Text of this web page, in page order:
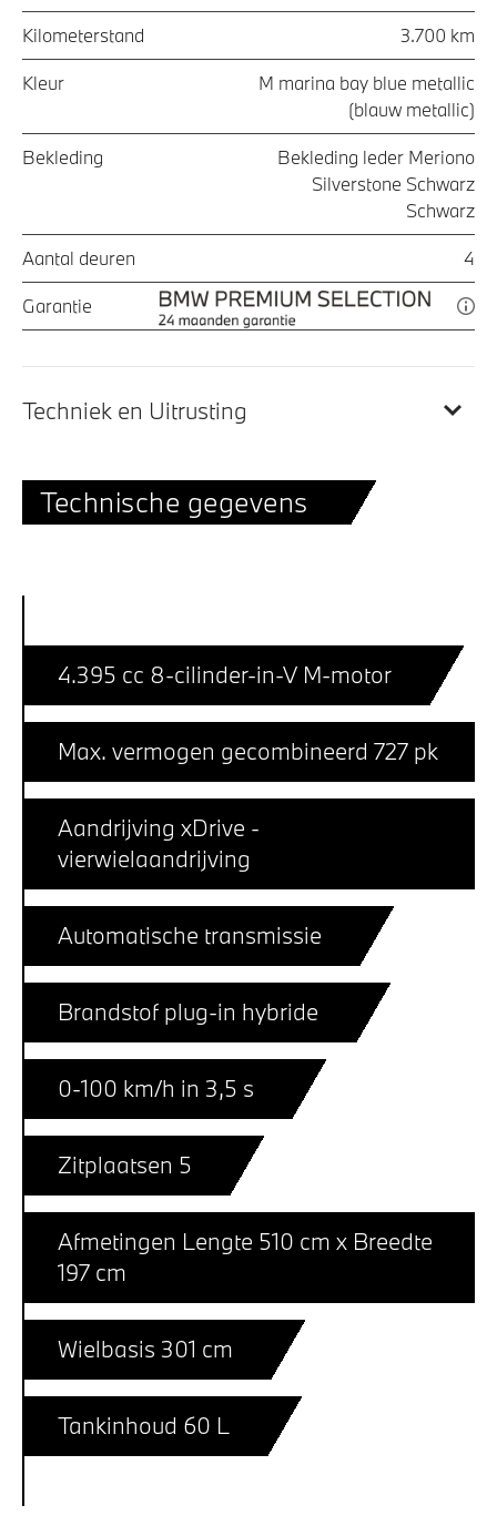
Kilometerstand 3.700 km
Kleur
M marina bay blue metallic
(blauw metallic)
Bekleding
Bekleding leder Meriono
Silverstone Schwarz
Schwarz
Aantal deuren 4
Garantie
Techniek en Uitrusting
Technische gegevens
4.395 cc 8-cilinder-in-V M-motor
Max. vermogen gecombineerd 727 pk
Aandrijving xDrive -
vierwielaandrijving
Automatische transmissie
Brandstof plug-in hybride
0-100 km/h in 3,5 s
Zitplaatsen 5
Afmetingen Lengte 510 cm x Breedte
197 cm
Wielbasis 301 cm
Tankinhoud 60 L